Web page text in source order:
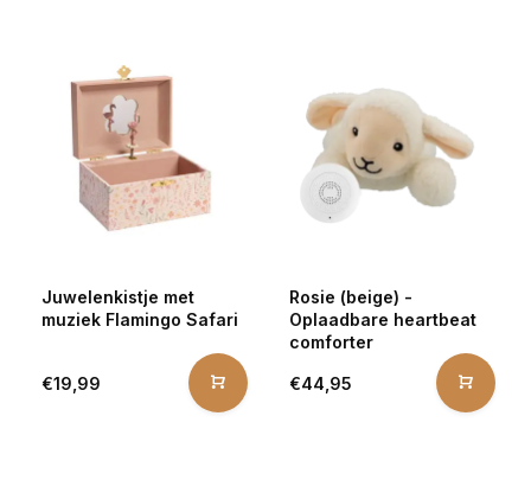
Juwelenkistje met
muziek Flamingo Safari
€19,99
Rosie (beige) -
Oplaadbare heartbeat
comforter
€44,95